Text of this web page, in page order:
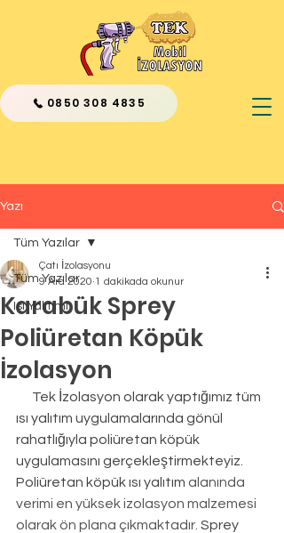
0850 308 4835
Yazı
Tüm Yazılar
Isı Yalıtımı
Tüm Yazılar
Karabük Sprey
Poliüretan Köpük
İzolasyon
Çatı İzolasyonu
9 Ara 2020 1 dakikada okunur
ısı yalıtım uygulamalarında gönül
rahatlığıyla poliüretan köpük
uygulamasını gerçekleştirmekteyiz.
Poliüretan köpük ısı yalıtım alanında
verimi en yüksek izolasyon malzemesi
olarak ön plana çıkmaktadır. Sprey